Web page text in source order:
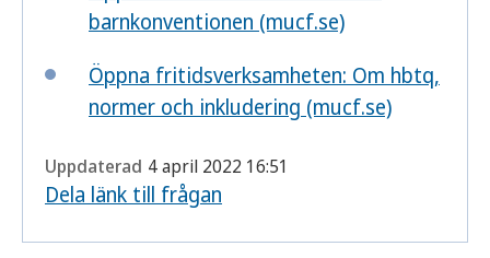
barnkonventionen (mucf.se)
Öppna fritidsverksamheten: Om hbtq,
normer och inkludering (mucf.se)
Uppdaterad 4 april 2022 16:51
Dela länk till frågan